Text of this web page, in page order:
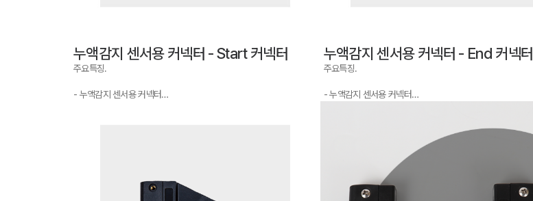
누액감지 센서용 커넥터 - Start 커넥터
주요특징.
- 누액감지 센서용 커넥터
누액감지 센서용 커넥터 - End 커넥터
주요특징.
- 누액감지 센서용 커넥터
- End 커넥터는 케이블이 연결되어있지 않음